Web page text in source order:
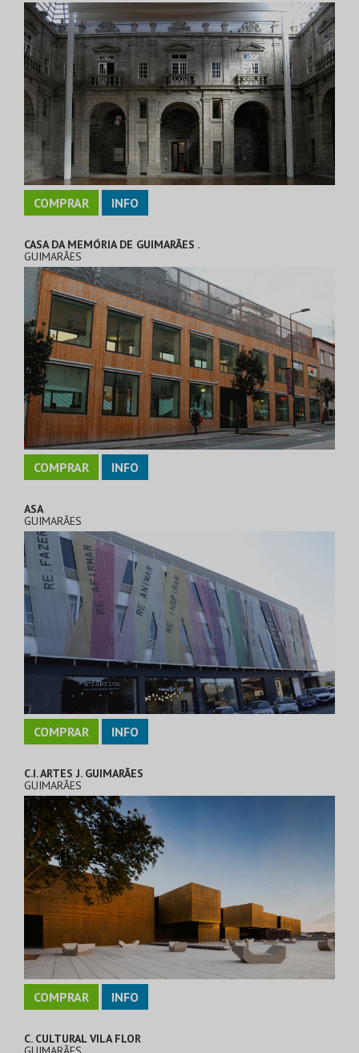
COMPRAR INFO
CASA DA MEMÓRIA DE GUIMARÃES .
GUIMARÃES
COMPRAR INFO
ASA
GUIMARÃES
COMPRAR INFO
C.I. ARTES J. GUIMARÃES
GUIMARÃES
COMPRAR INFO
C. CULTURAL VILA FLOR